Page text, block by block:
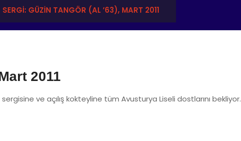
SERGI: GÜZIN TANGÖR (AL ’63), MART 2011
2011
ve açılış kokteyline tüm Avusturya Liseli dostlarını bekliyor.